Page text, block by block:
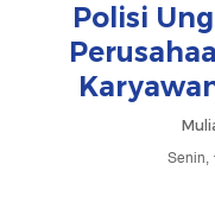
Polisi
Senin,